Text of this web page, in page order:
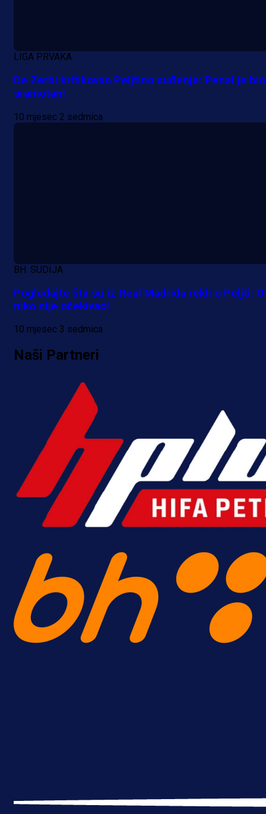
LIGA PRVAKA
De Zerbi kritikovao Peljtino suđenje: Penal je bio
sramotan!
10 mjesec 2 sedmica
BH. SUDIJA
Pogledajte šta su iz Real Madrida rekli o Peljti:
niko nije očekivao!
10 mjesec 3 sedmica
Naši Partneri